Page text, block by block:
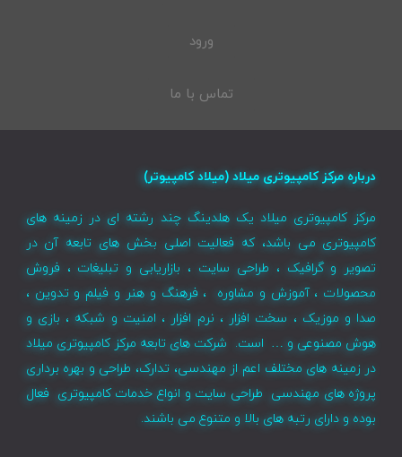
ورود
تماس با ما
درباره مرکز کامپیوتری میلاد (میلاد کامپیوتر)
مرکز کامپیوتری میلاد یک هلدینگ چند رشته ای در زمینه های
کامپیوتری می باشد، که فعالیت اصلی بخش های تابعه آن در
تصویر و گرافیک ، طراحی سایت ، بازاریابی و تبلیغات ، فروش
محصولات ، آموزش و مشاوره ، فرهنگ و هنر و فیلم و تدوین ،
صدا و موزیک ، سخت افزار ، نرم افزار ، امنیت و شبکه ، بازی و
هوش مصنوعی و … است. شرکت های تابعه مرکز کامپیوتری میلاد
در زمینه های مختلف اعم از مهندسی، تدارک، طراحی و بهره برداری
پروژه های مهندسی طراحی سایت و انواع خدمات کامپیوتری فعال
بوده و دارای رتبه های بالا و متنوع می باشند.